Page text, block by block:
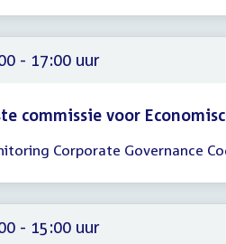
- 17:00 uur
commissie voor
Corporate Governance
- 15:00 uur